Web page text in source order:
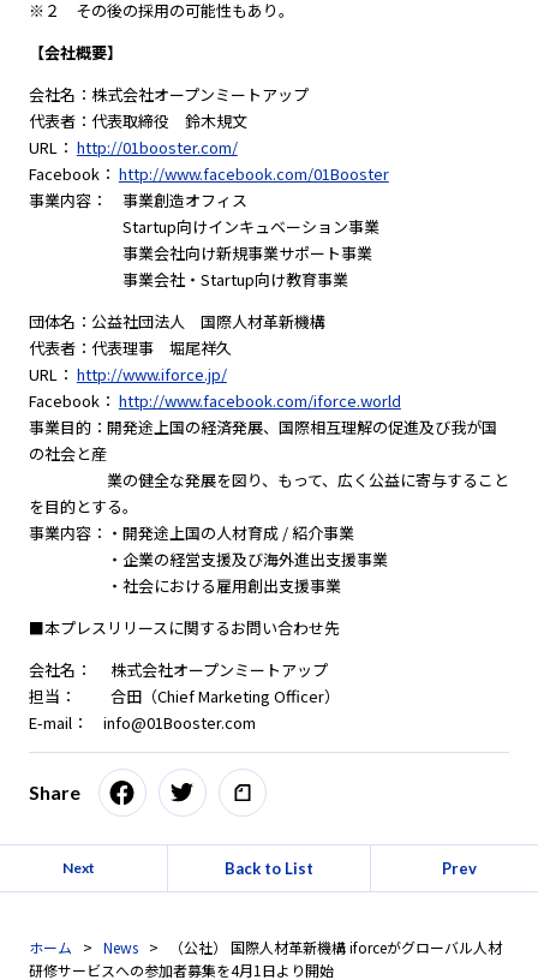
※２ その後の採用の可能性もあり。
【会社概要】
会社名：株式会社オープンミートアップ
代表者：代表取締役 鈴木規文
URL： http://01booster.com/
Facebook： http://www.facebook.com/01Booster
事業内容： 事業創造オフィス
Startup向けインキュベーション事業
事業会社向け新規事業サポート事業
事業会社・Startup向け教育事業
団体名：公益社団法人 国際人材革新機構
代表者：代表理事 堀尾祥久
URL： http://www.iforce.jp/
Facebook： http://www.facebook.com/iforce.world
事業目的：開発途上国の経済発展、国際相互理解の促進及び我が国
の社会と産
業の健全な発展を図り、もって、広く公益に寄与すること
を目的とする。
事業内容：・開発途上国の人材育成 / 紹介事業
・企業の経営支援及び海外進出支援事業
・社会における雇用創出支援事業
■本プレスリリースに関するお問い合わせ先
会社名： 株式会社オープンミートアップ
担当： 合田（Chief Marketing Officer）
E-mail： info@01Booster.com
Share
Next Back to List Prev
ホーム News
（公社） 国際人材革新機構 iforceがグローバル人材
研修サービスへの参加者募集を4月1日より開始